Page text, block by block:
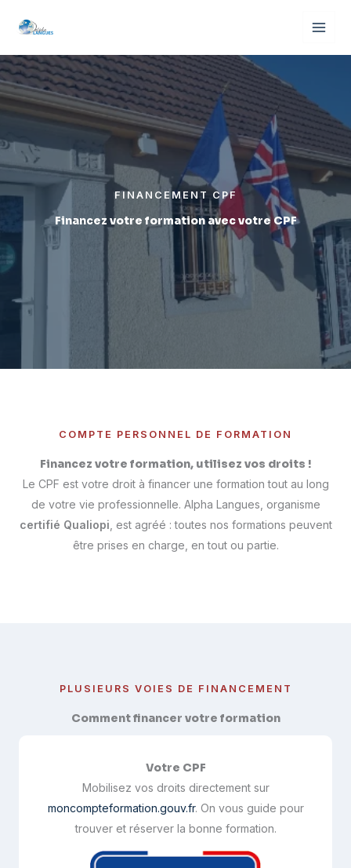
FINANCEMENT CPF
Financez votre formation avec votre CPF
COMPTE PERSONNEL DE FORMATION
Financez votre formation, utilisez vos droits !
Le CPF est votre droit à financer une formation tout au long
de votre vie professionnelle. Alpha Langues, organisme
certifié Qualiopi , est agréé : toutes nos formations peuvent
être prises en charge, en tout ou partie.
PLUSIEURS VOIES DE FINANCEMENT
Comment financer votre formation
Votre CPF
Mobilisez vos droits directement sur
moncompteformation.gouv.fr. On vous guide pour
trouver et réserver la bonne formation.